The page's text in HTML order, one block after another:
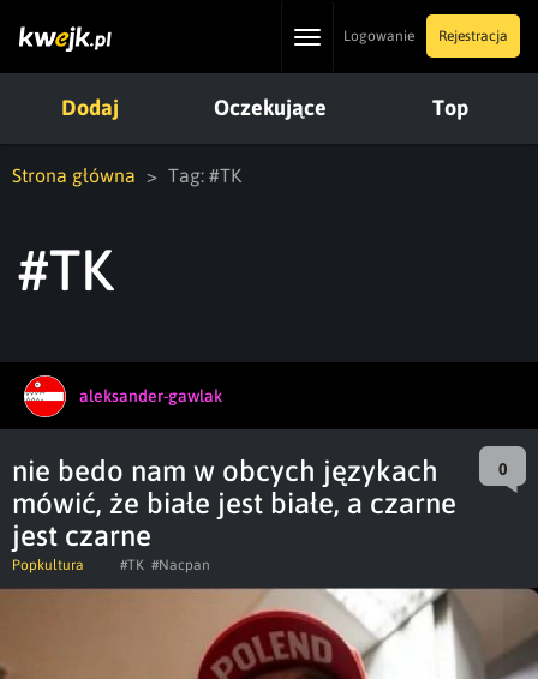
ToggleLogowanie Rejestracja
Dodaj Oczekujące Top
Strona główna Tag: #TK
#TK
aleksander-gawlak
nie bedo nam w obcych językach
mówić, że białe jest białe, a czarne
jest czarne
0
Popkultura #TK #Nacpan